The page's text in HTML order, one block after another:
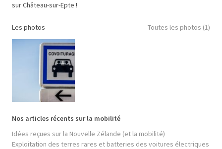
sur Château-sur-Epte !
Les photos Toutes les photos (1)
Nos articles récents sur la mobilité
Idées reçues sur la Nouvelle Zélande (et la mobilité)
Exploitation des terres rares et batteries des voitures électriques